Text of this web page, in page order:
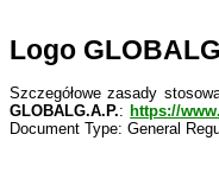
Logo
Szczegółowe zasady
GLOBALG.A.P.: https://
Document Type: General